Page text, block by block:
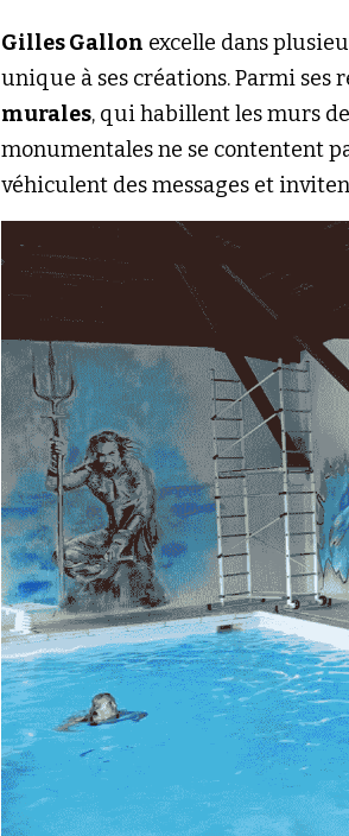
Gilles Gallon excelle dans
unique à ses créations. Parmi
murales, qui habillent les murs
monumentales ne se contentent
véhiculent des messages et